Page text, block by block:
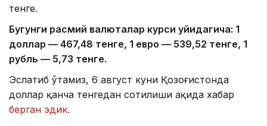
тенге.
Бугунги расмий валюталар курси қуйидагича: 1
доллар — 467,48 тенге, 1 евро — 539,52 тенге, 1
рубль — 5,73 тенге.
Эслатиб ўтамиз, 6 август куни Қозоғистонда
доллар қанча тенгедан сотилиши ҳақида хабар
берган эдик.